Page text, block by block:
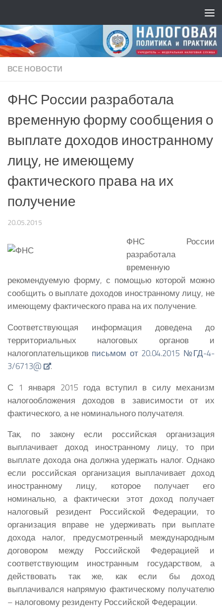
ВСЕ НОВОСТИ
ФНС России разработала
временную форму сообщения о
выплате доходов иностранному
лицу, не имеющему
фактического права на их
получение
20.05.2015
ФНС России
разработала
временную
рекомендуемую форму, с помощью которой можно
сообщить о выплате доходов иностранному лицу, не
имеющему фактического права на их получение.
Соответствующая информация доведена до
территориальных налоговых органов и
налогоплательщиков письмом от 20.04.2015 №ГД-4-
3/6713@
.
С 1 января 2015 года вступил в силу механизм
налогообложения доходов в зависимости от их
фактического, а не номинального получателя.
Так, по закону если российская организация
выплачивает доход иностранному лицу, то при
выплате дохода она должна удержать налог. Однако
если российская организация выплачивает доход
иностранному лицу, которое получает его
номинально, а фактически этот доход получает
налоговый резидент Российской Федерации, то
организация вправе не удерживать при выплате
дохода налог, предусмотренный международным
договором между Российской Федерацией и
соответствующим иностранным государством, а
действовать так же, как если бы доход
выплачивался напрямую фактическому получателю
– налоговому резиденту Российской Федерации.